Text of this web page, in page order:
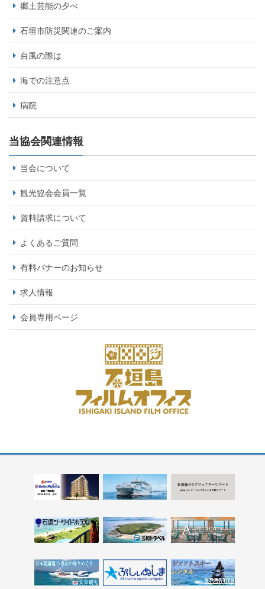
郷土芸能の夕べ
石垣市防災関連のご案内
台風の際は
海での注意点
病院
当協会関連情報
当会について
観光協会会員一覧
資料請求について
よくあるご質問
有料バナーのお知らせ
求人情報
会員専用ページ